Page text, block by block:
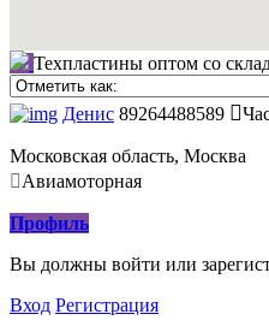
Техпластины оптом со
Денис 89264488589
Московская область, Москва
Авиамоторная
Профиль
Вы должны войти или
Вход Регистрация